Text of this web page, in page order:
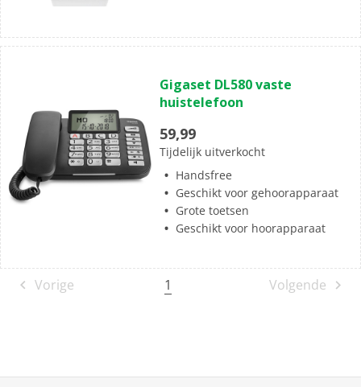
van
de
sterren.
Gigaset DL580 vaste
huistelefoon
59,99
Tijdelijk uitverkocht
Handsfree
Geschikt voor gehoorapparaat
Grote toetsen
Geschikt voor hoorapparaat
Vorige 1 Volgende